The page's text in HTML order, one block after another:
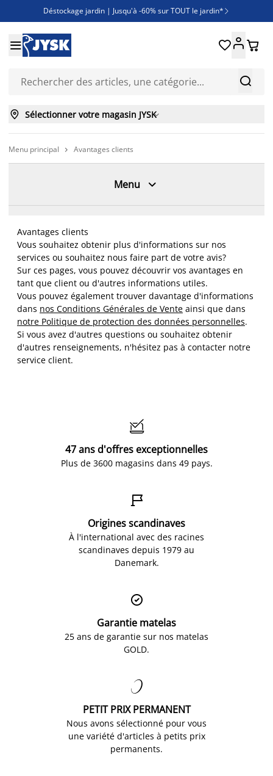
Déstockage jardin | Jusqu'à -60% sur TOUT le jardin* 
Jusqu'à -50% sur une sélection literie
Découvrez les nouveautés de la collection


 
 Sélectionner votre magasin JYSK
Menu principal  Avantages clients
Menu 
Avantages clients
Vous souhaitez obtenir plus d'informations sur nos
services ou souhaitez nous faire part de votre avis?
Sur ces pages, vous pouvez découvrir vos avantages en
tant que client ou d'autres informations utiles.
Vous pouvez également trouver davantage d'informations
dans nos Conditions Générales de Vente ainsi que dans
notre Politique de protection des données personnelles.
Si vous avez d'autres questions ou souhaitez obtenir
d'autres renseignements, n'hésitez pas à contacter notre
service client.

47 ans d'offres exceptionnelles
Plus de 3600 magasins dans 49 pays.

Origines scandinaves
À l'international avec des racines
scandinaves depuis 1979 au
Danemark.

Garantie matelas
25 ans de garantie sur nos matelas
GOLD.

PETIT PRIX PERMANENT
Nous avons sélectionné pour vous
une variété d'articles à petits prix
permanents.